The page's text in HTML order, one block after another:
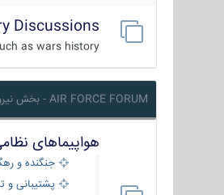
Discussions
as wars history ...
AIR FORCE FORUM - بخش نیروی هوایی
هواپیماهای
جنگنده و
پشتیبانی و